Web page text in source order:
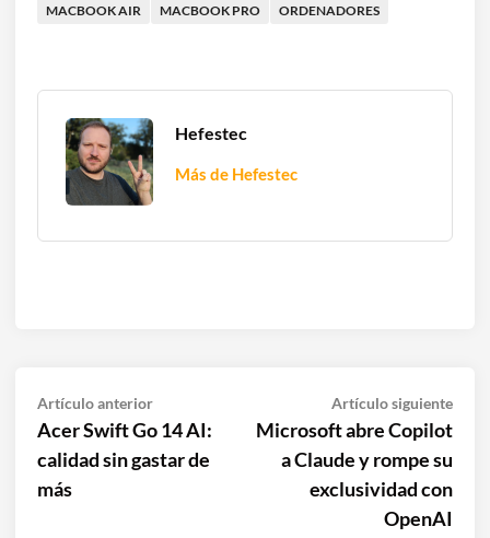
MACBOOK AIR
MACBOOK PRO ORDENADORES
Hefestec
Más de Hefestec
Navegación
de
entradas
Artículo anteriorArtículo
anterior:
Acer Swift Go 14 AI:
calidad sin gastar de
más
Artículo siguiente
Microsoft abre Copilot
a Claude y rompe su
exclusividad con
OpenAI